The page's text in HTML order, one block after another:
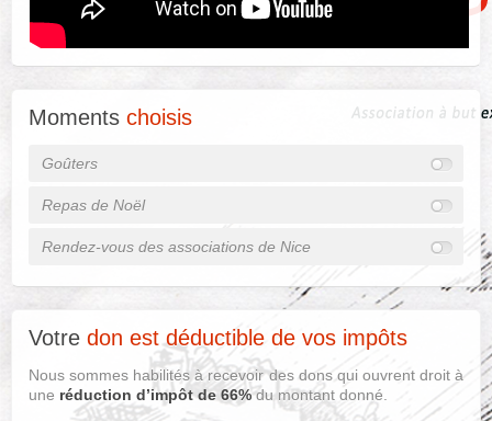
Moments choisis
Goûters
Repas de Noël
Rendez-vous des associations de Nice
Votre don est déductible de vos impôts
Nous sommes habilités à recevoir des dons qui ouvrent droit à
une réduction d’impôt de 66% du montant donné.